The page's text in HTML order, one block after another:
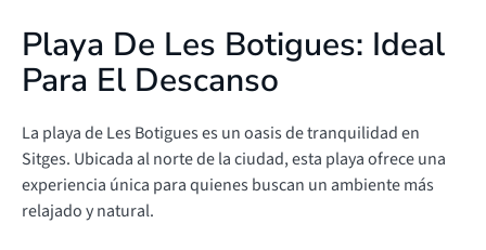
Playa De Les Botigues: Ideal
Para El Descanso
La playa de Les Botigues es un oasis de tranquilidad en
Sitges. Ubicada al norte de la ciudad, esta playa ofrece una
experiencia única para quienes buscan un ambiente más
relajado y natural.